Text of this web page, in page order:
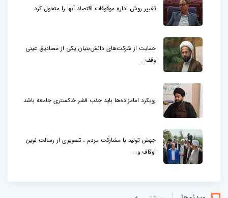
تغییر روش اداره موقوفات اقتصاد آنها را متحول کرد
حمایت از شرکت‌های دانش‌بنیان یکی از مصادیق عینی
وقف...
رویکرد امامزاده‌ها باید جذب قشر خاکستری جامعه باشد
جهش تولید با مشارکت مردم ، تصویری از رسالت نوین
اوقاف و...